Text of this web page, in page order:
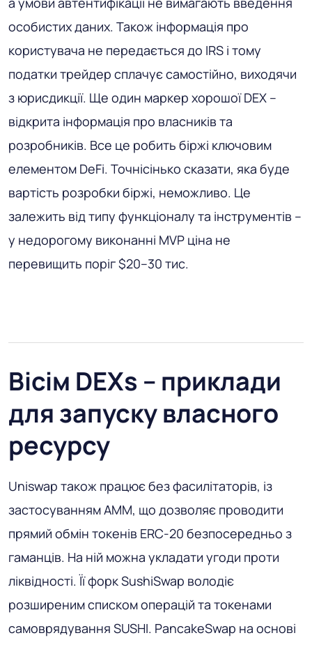
особистих даних. Також інформація про
користувача не передається до IRS і тому
податки трейдер сплачує самостійно, виходячи
з юрисдикції. Ще один маркер хорошої DEX –
відкрита інформація про власників та
розробників. Все це робить біржі ключовим
елементом DeFi. Точнісінько сказати, яка буде
вартість розробки біржі, неможливо. Це
залежить від типу функціоналу та інструментів –
у недорогому виконанні MVP ціна не
перевищить поріг $20–30 тис.
Вісім DEXs – приклади
для запуску власного
ресурсу
Uniswap також працює без фасилітаторів, із
застосуванням AMM, що дозволяє проводити
прямий обмін токенів ERC-20 безпосередньо з
гаманців. На ній можна укладати угоди проти
ліквідності. Її форк SushiSwap володіє
розширеним списком операцій та токенами
самоврядування SUSHI. PancakeSwap на основі